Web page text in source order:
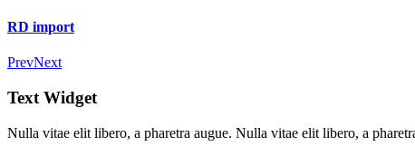
RD import
PrevNext
Text Widget
Nulla vitae elit libero, a pharetra augue. Nulla vitae elit libero, a